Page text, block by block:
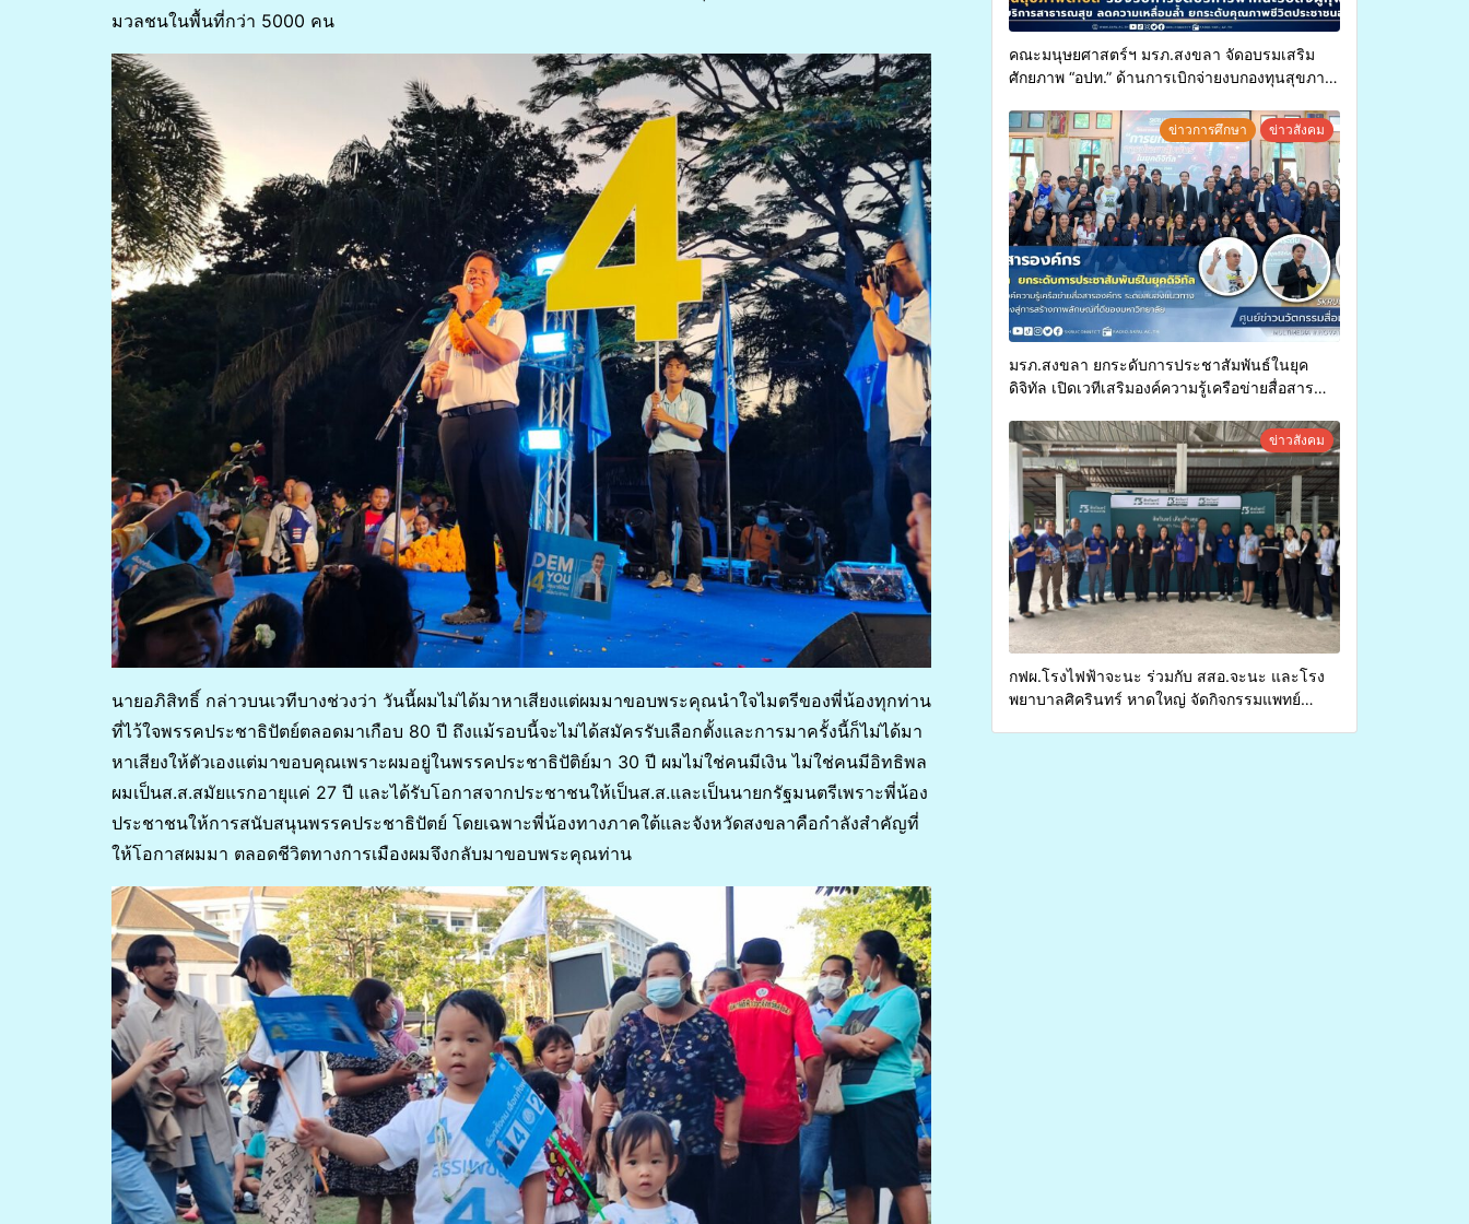
มวลชนในพื้นที่กว่า 5000 คน
นายอภิสิทธิ์ กล่าวบนเวทีบางช่วงว่า วันนี้ผมไม่ได้มาหาเสียงแต่ผมมาขอบพระคุณนำใจไมตรีของพี่น้องทุกท่าน
ที่ไว้ใจพรรคประชาธิปัตย์ตลอดมาเกือบ 80 ปี ถึงแม้รอบนี้จะไม่ได้สมัครรับเลือกตั้งและการมาครั้งนี้ก็ไม่ได้มา
หาเสียงให้ตัวเองแต่มาขอบคุณเพราะผมอยู่ในพรรคประชาธิปัติย์มา 30 ปี ผมไม่ใช่คนมีเงิน ไม่ใช่คนมีอิทธิพล
ผมเป็นส.ส.สมัยแรกอายุแค่ 27 ปี และได้รับโอกาสจากประชาชนให้เป็นส.ส.และเป็นนายกรัฐมนตรีเพราะพี่น้อง
ประชาชนให้การสนับสนุนพรรคประชาธิปัตย์ โดยเฉพาะพี่น้องทางภาคใต้และจังหวัดสงขลาคือกำลังสำคัญที่
ให้โอกาสผมมา ตลอดชีวิตทางการเมืองผมจึงกลับมาขอบพระคุณท่าน
คณะมนุษยศาสตร์ฯ มรภ.สงขลา จัดอบรมเสริม
ศักยภาพ “อปท.” ด้านการเบิกจ่ายงบกองทุนสุขภาพ
ทุพพลภาพเพื่อเข้ารับบริการสาธารณสุข ลดความ
เหลื่อมล้ำ ยกระดับคุณภาพชีวิตประชาชนอย่าง
ยั่งยืน
ข่าวการศึกษา ข่าวสังคม
มรภ.สงขลา ยกระดับการประชาสัมพันธ์ในยุค
ดิจิทัล เปิดเวทีเสริมองค์ความรู้เครือข่ายสื่อสาร
การสร้างภาพลักษณ์ที่ดีของมหาวิทยาลัยข่าวสังคม
กฟผ.โรงไฟฟ้าจะนะ ร่วมกับ สสอ.จะนะ และโรง
พยาบาลศิครินทร์ หาดใหญ่ จัดกิจกรรมแพทย์